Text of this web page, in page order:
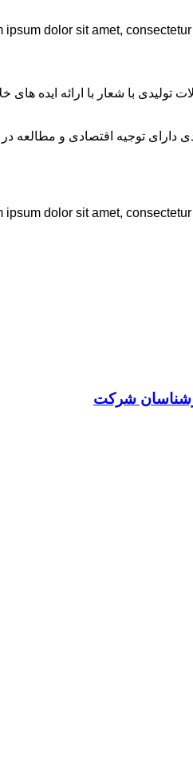
ipsum dolor sit amet,
تولیدی با شعار با ارائه ایده
توجیه اقتصادی و مطالعه
ipsum dolor sit amet,
شرکت